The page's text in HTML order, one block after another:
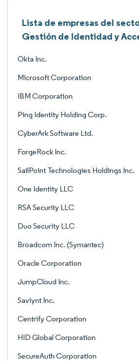
Lista de empresas del
Gestión de Identidad y
Okta Inc.
Microsoft Corporation
IBM Corporation
Ping Identity Holding Corp.
CyberArk Software Ltd.
ForgeRock Inc.
SailPoint Technologies Holdings Inc.
One Identity LLC
RSA Security LLC
Duo Security LLC
Broadcom Inc. (Symantec)
Oracle Corporation
JumpCloud Inc.
Saviynt Inc.
Centrify Corporation
HID Global Corporation
SecureAuth Corporation